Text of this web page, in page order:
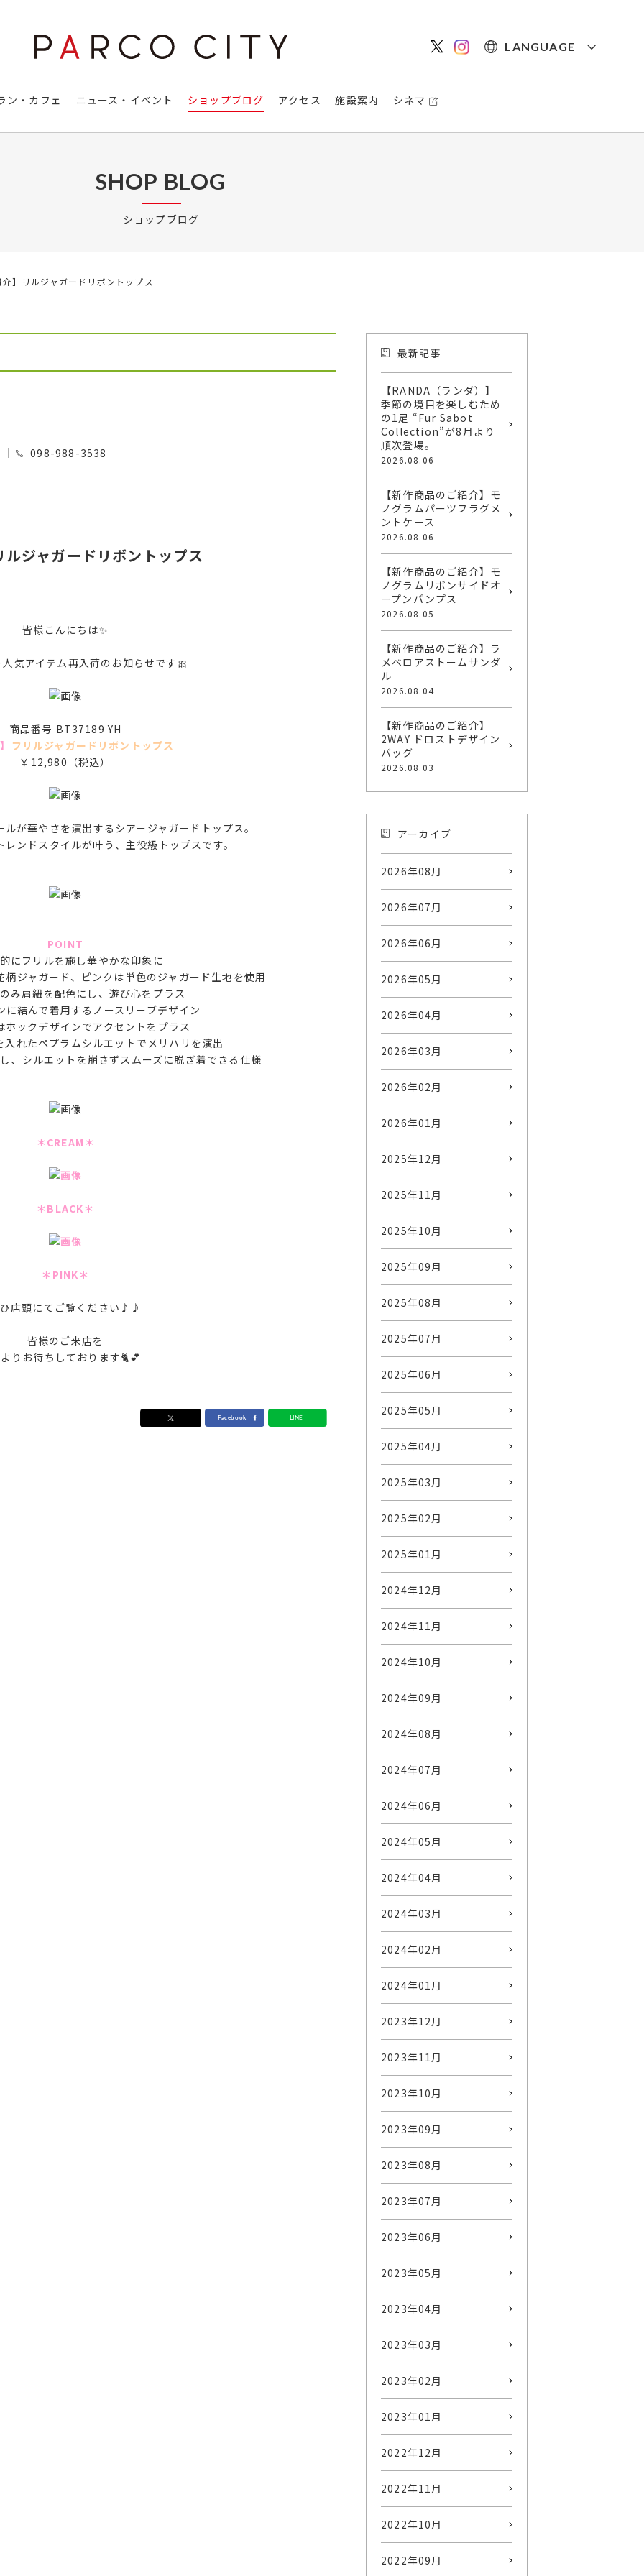
LANGUAGE
ン・カフェ ニュース・イベント ショップブログ アクセス 施設案内 シネマ
SHOP BLOG
ショップブログ
】リルジャガードリボントップス
098-988-3538
ジャガードリボントップス
皆様こんにちは✨
気アイテム再入荷のお知らせです🎀
商品番号 BT37189 YH
フリルジャガードリボントップス
￥12,980（税込）
が華やさを演出するシアージャガードトップス。
ンドスタイルが叶う、主役級トップスです。
POINT
にフリルを施し華やかな印象に
ジャガード、ピンクは単色のジャガード生地を使用
み肩紐を配色にし、遊び心をプラス
に結んで着用するノースリーブデザイン
ホックデザインでアクセントをプラス
入れたペプラムシルエットでメリハリを演出
、シルエットを崩さずスムーズに脱ぎ着できる仕様
＊CREAM＊
＊BLACK＊
＊PINK＊
店頭にてご覧ください♪♪
皆様のご来店を
りお待ちしております🐈💕
最新記事
【RANDA（ランダ）】
季節の境目を楽しむため
の1足 “Fur Sabot
Collection”が8月より
順次登場。
2026.08.06
【新作商品のご紹介】モ
ノグラムパーツフラグメ
ントケース
2026.08.06
【新作商品のご紹介】モ
ノグラムリボンサイドオ
ープンパンプス
2026.08.05
【新作商品のご紹介】ラ
メベロアストームサンダ
ル
2026.08.04
【新作商品のご紹介】
2WAY ドロストデザイン
バッグ
2026.08.03
アーカイブ
2026年08月
2026年07月
2026年06月
2026年05月
2026年04月
2026年03月
2026年02月
2026年01月
2025年12月
2025年11月
2025年10月
2025年09月
2025年08月
2025年07月
2025年06月
2025年05月
2025年04月
2025年03月
2025年02月
2025年01月
2024年12月
2024年11月
2024年10月
2024年09月
2024年08月
2024年07月
2024年06月
2024年05月
2024年04月
2024年03月
2024年02月
2024年01月
2023年12月
2023年11月
2023年10月
2023年09月
2023年08月
2023年07月
2023年06月
2023年05月
2023年04月
2023年03月
2023年02月
2023年01月
2022年12月
2022年11月
2022年10月
2022年09月